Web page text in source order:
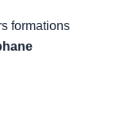
formations